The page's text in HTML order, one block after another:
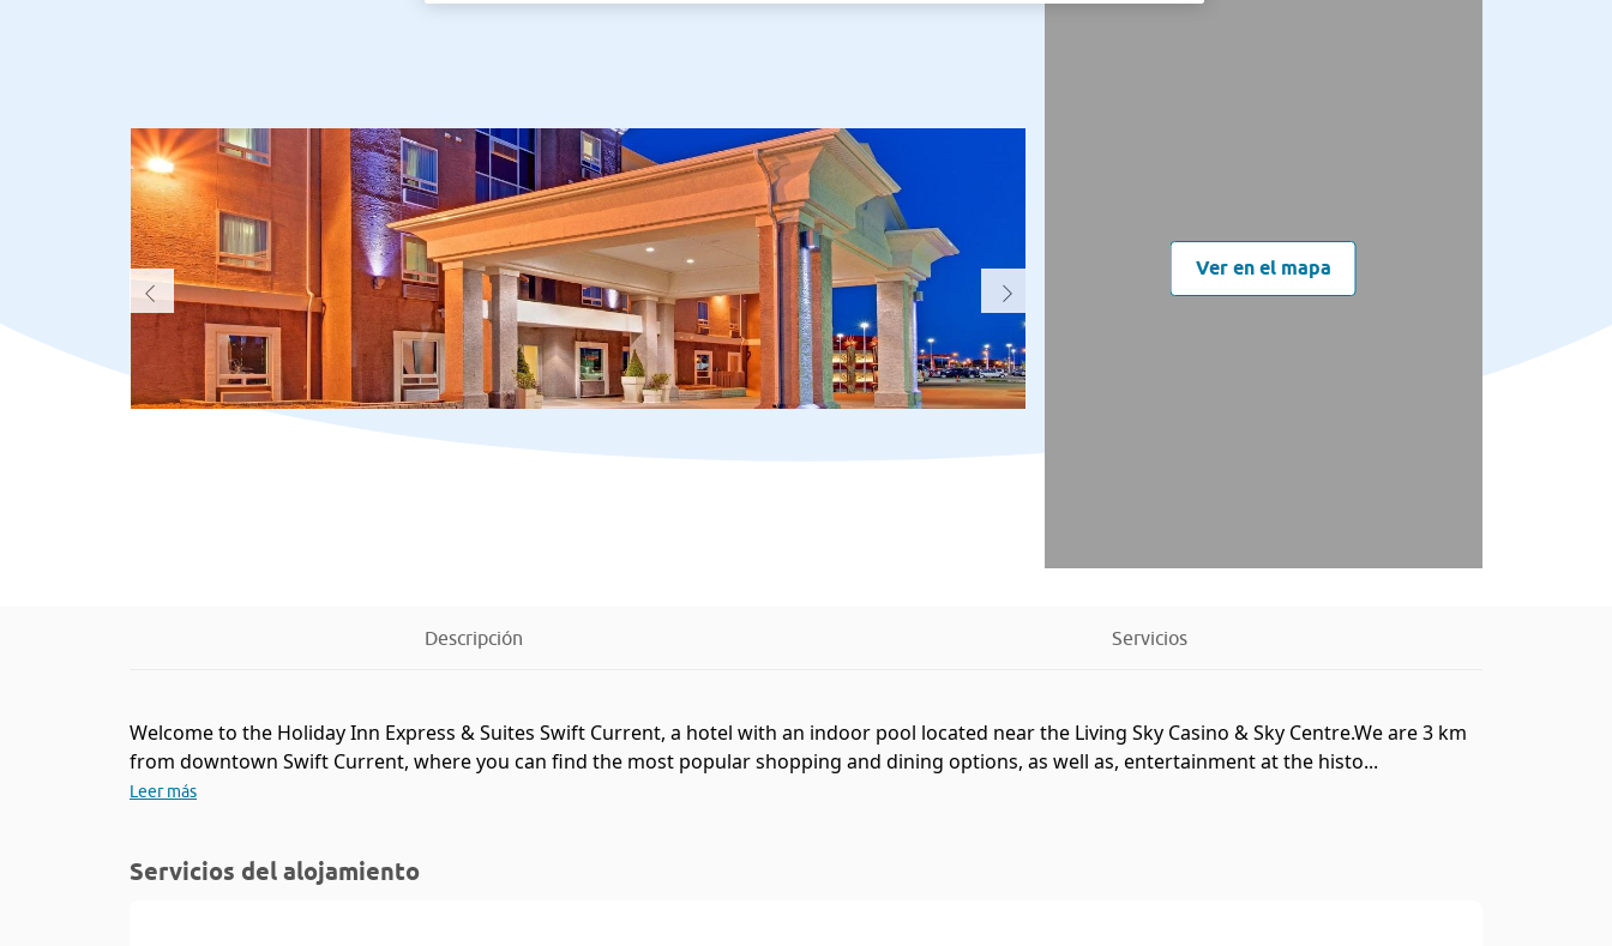
Ver en el mapa
Descripción Servicios
Welcome to the Holiday Inn Express & Suites Swift Current, a hotel with an indoor pool located near the Living Sky Casino & Sky Centre.We are 3 km
from downtown Swift Current, where you can find the most popular shopping and dining options, as well as, entertainment at the histo...
Leer más
Servicios del alojamiento